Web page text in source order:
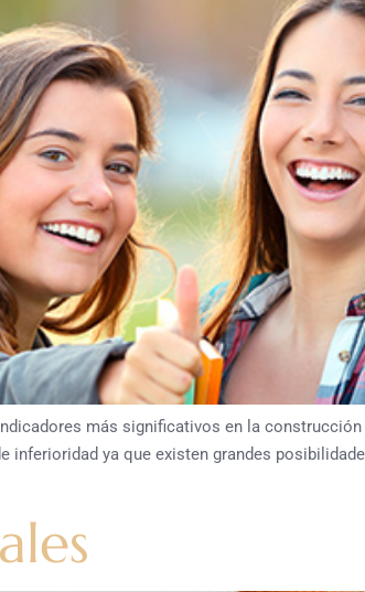
más significativos en la
inferioridad ya que existen grandes